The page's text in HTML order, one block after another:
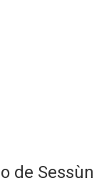
de Sessùn